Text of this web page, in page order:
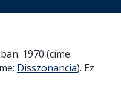
1970 (címe:
Disszonancia). Ez